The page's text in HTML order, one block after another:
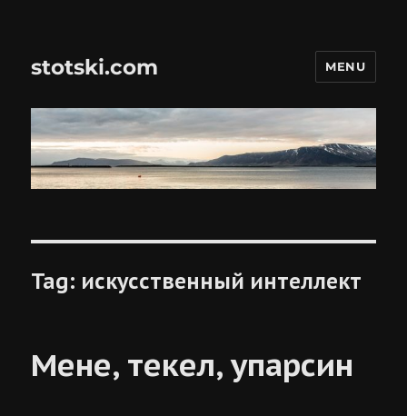
stotski.com MENU
Tag: искусственный интеллект
Мене, текел, упарсин